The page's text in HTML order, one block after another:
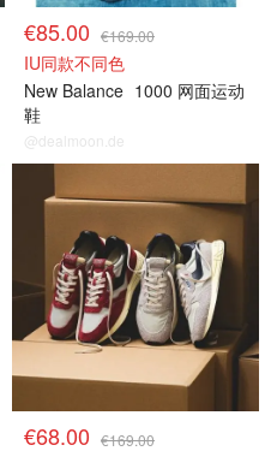
€85.00 €169.00
IU同款不同色
New Balance 1000 网面运动
鞋
@dealmoon.de
€68.00 €169.00